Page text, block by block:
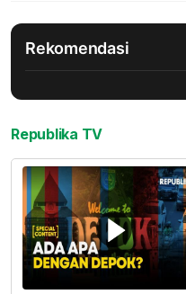
Rekomendasi
Republika TV